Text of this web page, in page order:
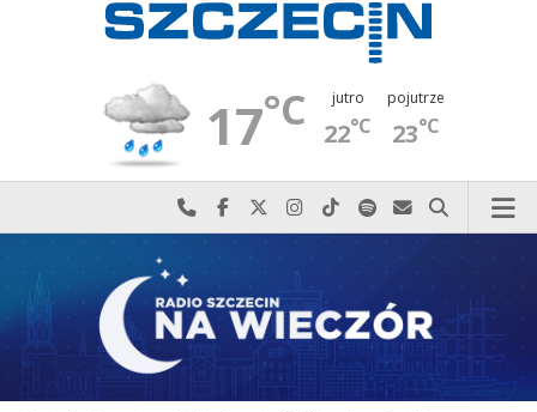
17°C jutro
22°C
pojutrze
23°C
Najlepiej po prostu do nas zadzwoń
Odwiedź nas na Facebook-u
Odwiedź nas na X
Odwiedź nas na Instagram-ie
Odwiedź nas na TikTok-u
Szukaj nas na Spotify
Wyślij do nas
Szukaj